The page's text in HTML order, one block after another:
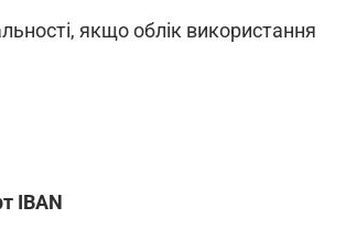
якщо облік використання
IBAN